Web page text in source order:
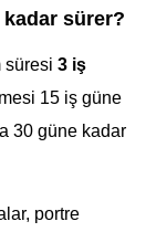
kadar sürer?
süresi 3 iş
15 iş güne
30 güne kadar
portre